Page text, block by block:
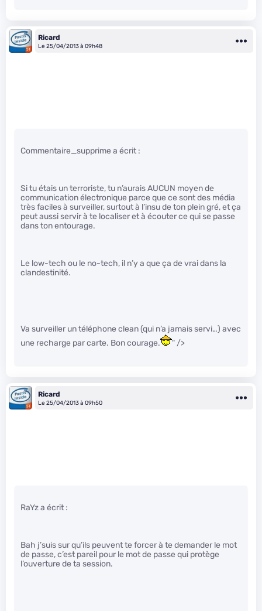
Ricard
Le 25/04/2013 à 09h48
Commentaire_supprime a écrit :
Si tu étais un terroriste, tu n’aurais AUCUN moyen de
communication électronique parce que ce sont des média
très faciles à surveiller, surtout à l’insu de ton plein gré, et ça
peut aussi servir à te localiser et à écouter ce qui se passe
dans ton entourage.
Le low-tech ou le no-tech, il n’y a que ça de vrai dans la
clandestinité.
Va surveiller un téléphone clean (qui n’a jamais servi…) avec
une recharge par carte. Bon courage.
" />
Ricard
Le 25/04/2013 à 09h50
RaYz a écrit :
Bah j’suis sur qu’ils peuvent te forcer à te demander le mot
de passe, c’est pareil pour le mot de passe qui protège
l’ouverture de ta session.